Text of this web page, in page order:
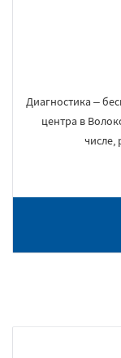
Диагностика –
центра в
числе,